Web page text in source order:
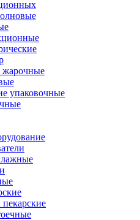
жарочные
упаковочные